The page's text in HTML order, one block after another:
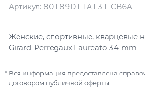
Артикул: 80189D11A131-CB6A
Женские, спортивные, кварцевые
Girard-Perregaux Laureato 34 mm
Вся информация предоставлена
договором публичной оферты.